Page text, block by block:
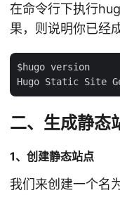
在命令行下执行
果，则说明你已经
$hugo version
二、生成静态
1、创建静态站点
我们来创建一个名